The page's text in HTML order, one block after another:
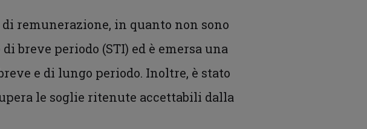
remunerazione, in quanto non sono
periodo (STI) ed è emersa una
e di lungo periodo. Inoltre, è stato
le soglie ritenute accettabili dalla